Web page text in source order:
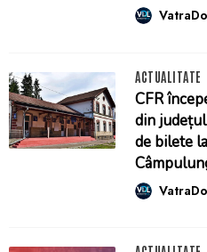
ACTUALITATE
CFR
din județul
de bilete